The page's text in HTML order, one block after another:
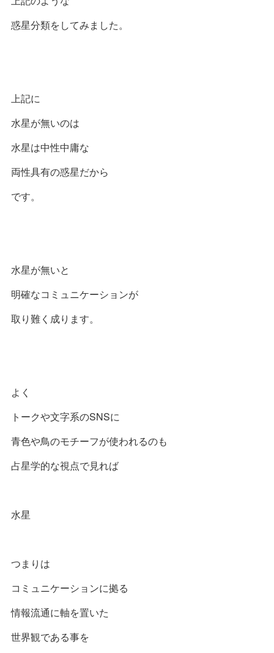
惑星分類をしてみました。
上記に
水星が無いのは
水星は中性中庸な
両性具有の惑星だから
です。
水星が無いと
明確なコミュニケーションが
取り難く成ります。
よく
トークや文字系のSNSに
青色や鳥のモチーフが使われるのも
占星学的な視点で見れば
水星
つまりは
コミュニケーションに拠る
情報流通に軸を置いた
世界観である事を